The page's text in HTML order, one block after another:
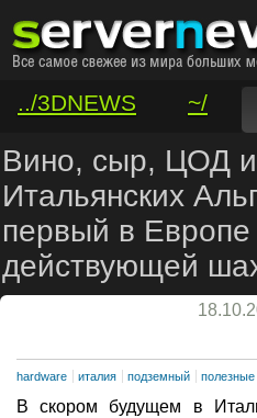
../3DNEWS ~/
/VAR/CONTACT
Вино, сыр, ЦОД
Итальянских
первый в Европе
действующей
hardware италия подземный
В скором будущем в